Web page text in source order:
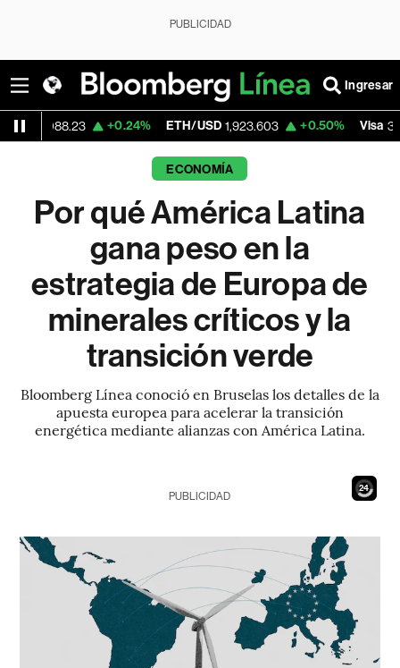
PUBLICIDAD
Ingresar
+0.24% ETH/USD 1,923.603 +0.50% Visa 362.50 -
ECONOMÍA
Por qué América Latina
gana peso en la
estrategia de Europa de
minerales críticos y la
transición verde
Bloomberg Línea conoció en Bruselas los detalles de la
apuesta europea para acelerar la transición
energética mediante alianzas con América Latina.
23
PUBLICIDAD